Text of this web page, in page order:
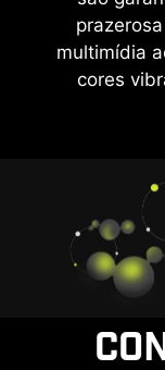
multimídia
cores